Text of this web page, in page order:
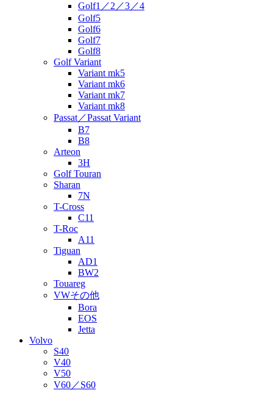
Golf1／2／3／4
Golf5
Golf6
Golf7
Golf8
Golf Variant
Variant mk5
Variant mk6
Variant mk7
Variant mk8
Passat／Passat Variant
B7
B8
Arteon
3H
Golf Touran
Sharan
7N
T-Cross
C11
T-Roc
A11
Tiguan
AD1
BW2
Touareg
VWその他
Bora
EOS
Jetta
Volvo
S40
V40
V50
V60／S60